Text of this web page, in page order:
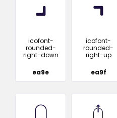
icofont-
rounded-
right-down
ea9e
icofont-
rounded-
right-up
ea9f